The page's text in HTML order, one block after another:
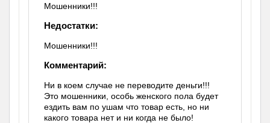
Мошенники!!!
Недостатки:
Мошенники!!!
Комментарий:
Ни в коем случае не переводите деньги!!!
Это мошенники, особь женского пола будет
ездить вам по ушам что товар есть, но ни
какого товара нет и ни когда не было!